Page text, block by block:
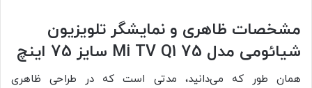
مشخصات ظاهری و نمایشگر تلویزیون
شیائومی مدل Mi TV Q1 75 سایز 75 اینچ
همان طور که می‌دانید، مدتی است که در طراحی ظاهری